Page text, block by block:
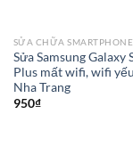
SỬA CHỮA SMARTPHONE
Sửa Samsung Galaxy
Plus mất wifi, wifi
Nha Trang
950₫